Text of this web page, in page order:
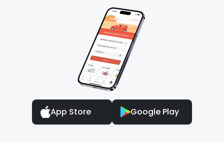
App Store Google Play